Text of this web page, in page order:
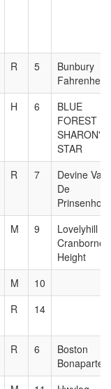
R 5
Bunbury
Fahrenheit
H 6
BLUE
FOREST
SHARON'S
STAR
R 7
Devine Van
De
Prinsenhof
M 9
Lovelyhill
Cranborne
Height
M
10
R 14
R 6
Boston
Bonaparte